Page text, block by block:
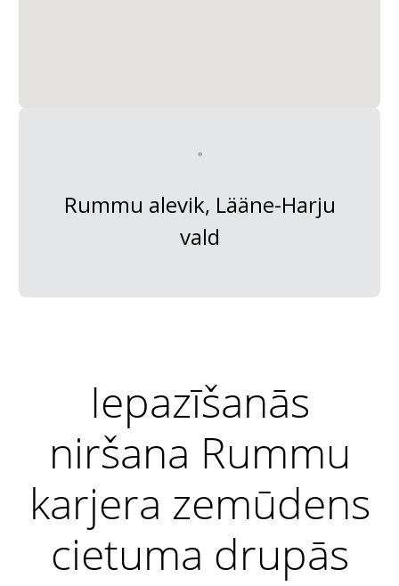
Rummu alevik, Lääne-Harju
vald
Iepazīšanās
niršana Rummu
karjera zemūdens
cietuma drupās